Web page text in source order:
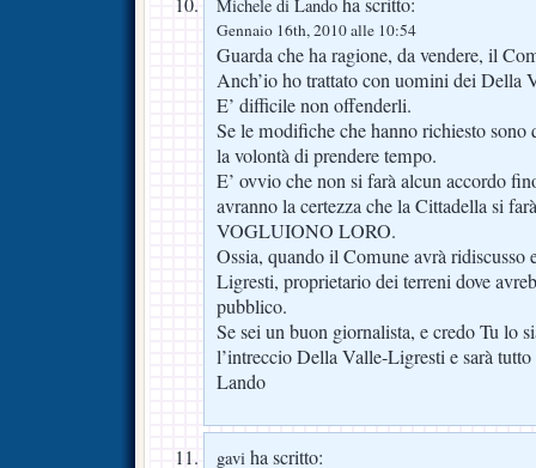
Michele di Lando
Gennaio 16th, 2010 alle 10:54
Guarda che ha ragione, da vendere, il
Anch’io ho trattato con uomini dei Della
E’ difficile non offenderli.
Se le modifiche che hanno richiesto sono
la volontà di prendere tempo.
E’ ovvio che non si farà alcun accordo
avranno la certezza che la Cittadella si
VOGLUIONO LORO.
Ossia, quando il Comune avrà
Ligresti, proprietario dei terreni dove
pubblico.
Se sei un buon giornalista, e credo Tu lo
l’intreccio Della Valle-Ligresti e sarà
Lando
gavi ha scritto: